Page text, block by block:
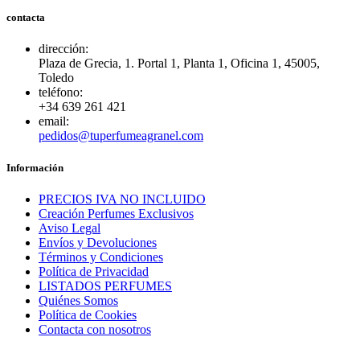
contacta
dirección:
Plaza de Grecia, 1. Portal 1, Planta 1, Oficina 1, 45005,
Toledo
teléfono:
+34 639 261 421
email:
pedidos@tuperfumeagranel.com
Información
PRECIOS IVA NO INCLUIDO
Creación Perfumes Exclusivos
Aviso Legal
Envíos y Devoluciones
Términos y Condiciones
Política de Privacidad
LISTADOS PERFUMES
Quiénes Somos
Política de Cookies
Contacta con nosotros